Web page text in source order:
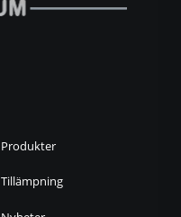
Produkter
Tillämpning